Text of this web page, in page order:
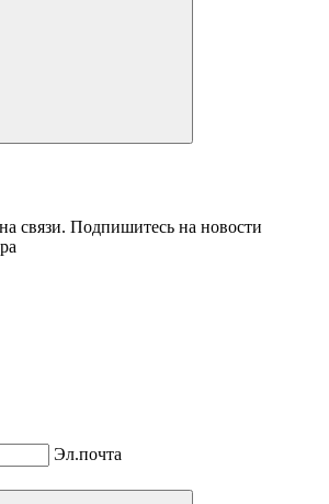
связи. Подпишитесь на новости
Эл.почта